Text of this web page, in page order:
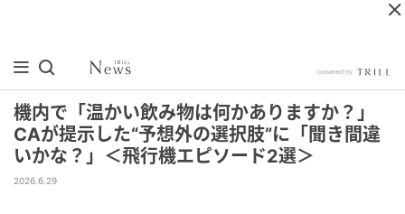
機内で「温かい飲み物は何かありますか？」
CAが提示した“予想外の選択肢”に「聞き間違
いかな？」＜飛行機エピソード2選＞
2026.6.29